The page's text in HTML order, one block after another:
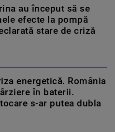
au început să se
efecte la pompă
stare de criză
energetică. România
în baterii.
s-ar putea dubla